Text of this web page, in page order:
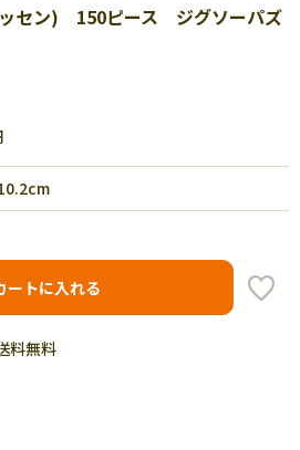
セン) 150ピース ジグソーパズ
ートに入れる
料無料